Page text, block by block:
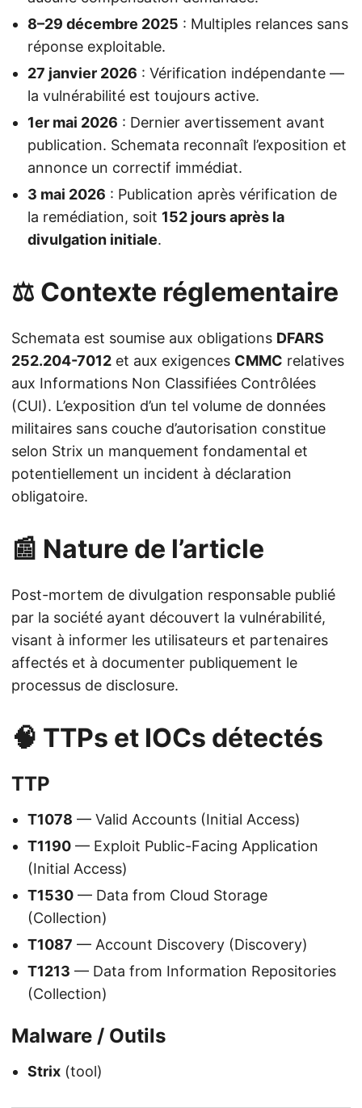
8–29 décembre 2025 : Multiples relances sans
réponse exploitable.
27 janvier 2026 : Vérification indépendante —
la vulnérabilité est toujours active.
1er mai 2026 : Dernier avertissement avant
publication. Schemata reconnaît l’exposition et
annonce un correctif immédiat.
3 mai 2026 : Publication après vérification de
la remédiation, soit 152 jours après la
divulgation initiale.
⚖️ Contexte réglementaire
Schemata est soumise aux obligations DFARS
252.204-7012 et aux exigences CMMC relatives
aux Informations Non Classifiées Contrôlées
(CUI). L’exposition d’un tel volume de données
militaires sans couche d’autorisation constitue
selon Strix un manquement fondamental et
potentiellement un incident à déclaration
obligatoire.
📰 Nature de l’article
Post-mortem de divulgation responsable publié
par la société ayant découvert la vulnérabilité,
visant à informer les utilisateurs et partenaires
affectés et à documenter publiquement le
processus de disclosure.
🧠 TTPs et IOCs détectés
TTP
T1078 — Valid Accounts (Initial Access)
T1190 — Exploit Public-Facing Application
(Initial Access)
T1530 — Data from Cloud Storage
(Collection)
T1087 — Account Discovery (Discovery)
T1213 — Data from Information Repositories
(Collection)
Malware / Outils
Strix (tool)